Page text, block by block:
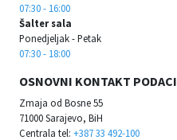
07:30 - 16:00
Šalter sala
Ponedjeljak - Petak
07:30 - 18:00
OSNOVNI KONTAKT PODACI
Zmaja od Bosne 55
71000 Sarajevo, BiH
Centrala tel: +387 33 492-100